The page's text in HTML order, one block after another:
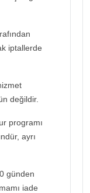
iptallerde
değildir.
programı
ayrı
günden
iade